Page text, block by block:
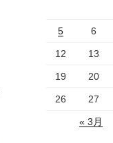
5 6
12 13
19 20
26 27
« 3月